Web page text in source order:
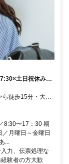
土日祝休み
事務未経験OK✿❀
駐車場完備 ■無料
OK
8:30〜17：30 期
月曜日～金曜日
...
力、伝票処理な
験者の方大歓